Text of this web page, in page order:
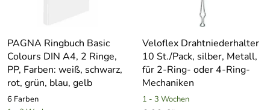
PAGNA Ringbuch Basic
Colours DIN A4, 2 Ringe,
PP, Farben: weiß, schwarz,
rot, grün, blau, gelb
6 Farben
Veloflex Drahtniederhalter
10 St./Pack, silber, Metall,
für 2-Ring- oder 4-Ring-
Mechaniken
1 - 3 Wochen